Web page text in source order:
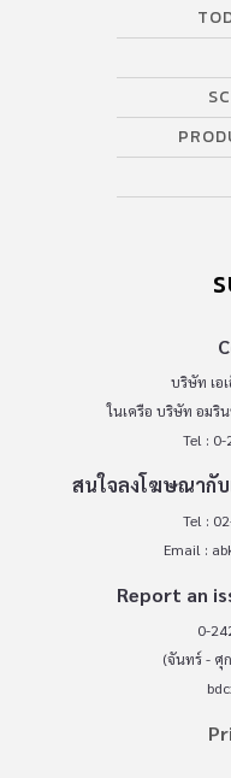
บริษัท เอ
ในเครือ บริษัท อมริ
Tel :
สนใจลงโฆษณากับ
Tel :
Email :
Report an
0-
(จันทร์ - ศุ